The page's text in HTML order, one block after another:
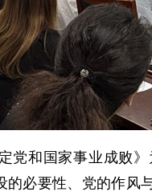
党和国家事业成败
必要性、党的作风